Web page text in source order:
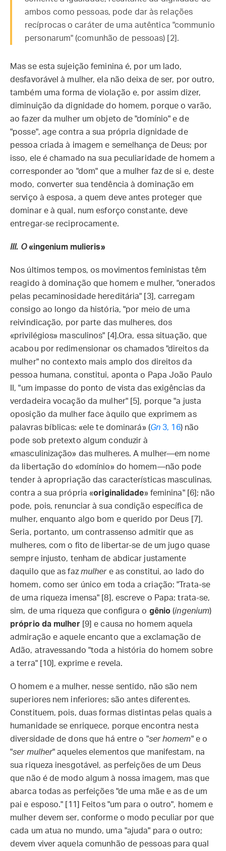
ambos como pessoas, pode dar às relações
recíprocas o caráter de uma autêntica "communio
personarum" (comunhão de pessoas) [2].
Mas se esta sujeição feminina é, por um lado,
desfavorável à mulher, ela não deixa de ser, por outro,
também uma forma de violação e, por assim dizer,
diminuição da dignidade do homem, porque o varão,
ao fazer da mulher um objeto de "domínio" e de
"posse", age contra a sua própria dignidade de
pessoa criada à imagem e semelhança de Deus; por
isso, ele é chamado na sua peculiaridade de homem a
corresponder ao "dom" que a mulher faz de si e, deste
modo, converter sua tendência à dominação em
serviço à esposa, a quem deve antes proteger que
dominar e à qual, num esforço constante, deve
entregar-se reciprocamente.
III. O«ingenium mulieris»
Nos últimos tempos, os movimentos feministas têm
reagido à dominação que homem e mulher, "onerados
pelas pecaminosidade hereditária" [3], carregam
consigo ao longo da história, "por meio de uma
reivindicação, por parte das mulheres, dos
«privilégios» masculinos" [4].Ora, essa situação, que
acabou por redimensionar os chamados "direitos da
mulher" no contexto mais amplo dos direitos da
pessoa humana, constitui, aponta o Papa João Paulo
II, "um impasse do ponto de vista das exigências da
verdadeira vocação da mulher" [5], porque "a justa
oposição da mulher face àquilo que exprimem as
palavras bíblicas: «ele te dominará» (Gn 3, 16) não
pode sob pretexto algum conduzir à
«masculinização» das mulheres. A mulher—em nome
da libertação do «domínio» do homem—não pode
tender à apropriação das características masculinas,
contra a sua própria «originalidade» feminina" [6]; não
pode, pois, renunciar à sua condição específica de
mulher, enquanto algo bom e querido por Deus [7].
Seria, portanto, um contrassenso admitir que as
mulheres, com o fito de libertar-se de um jugo quase
sempre injusto, tenham de abdicar justamente
daquilo que as faz mulher e as constitui, ao lado do
homem, como ser único em toda a criação: "Trata-se
de uma riqueza imensa" [8], escreve o Papa; trata-se,
sim, de uma riqueza que configura o gênio (ingenium)
próprio da mulher[9] e causa no homem aquela
admiração e aquele encanto que a exclamação de
Adão, atravessando "toda a história do homem sobre
a terra" [10], exprime e revela.
O homem e a mulher, nesse sentido, não são nem
superiores nem inferiores; são antes diferentes.
Constituem, pois, duas formas distintas pelas quais a
humanidade se enriquece, porque encontra nesta
diversidade de dons que há entre o "ser homem" e o
"ser mulher" aqueles elementos que manifestam, na
sua riqueza inesgotável, as perfeições de um Deus
que não é de modo algum à nossa imagem, mas que
abarca todas as perfeições "de uma mãe e as de um
pai e esposo." [11]
Feitos "um para o outro", homem e
mulher devem ser, conforme o modo peculiar por que
cada um atua no mundo, uma "ajuda" para o outro;
devem viver aquela comunhão de pessoas para qual